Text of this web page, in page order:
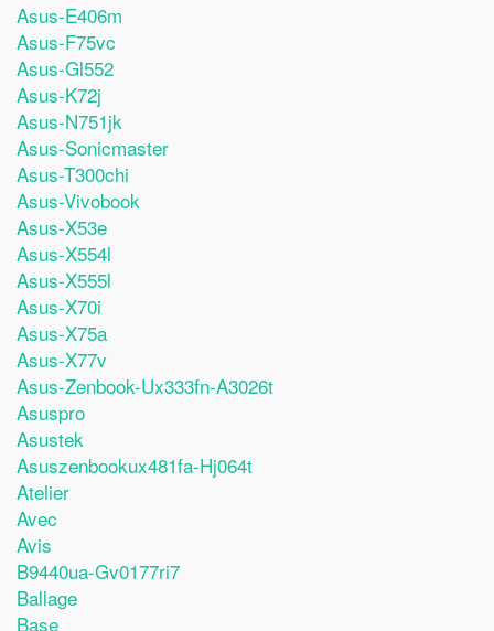
Asus-E406m
Asus-F75vc
Asus-Gl552
Asus-K72j
Asus-N751jk
Asus-Sonicmaster
Asus-T300chi
Asus-Vivobook
Asus-X53e
Asus-X554l
Asus-X555l
Asus-X70i
Asus-X75a
Asus-X77v
Asus-Zenbook-Ux333fn-A3026t
Asuspro
Asustek
Asuszenbookux481fa-Hj064t
Atelier
Avec
Avis
B9440ua-Gv0177ri7
Ballage
Base